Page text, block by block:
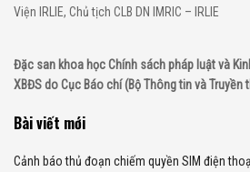
Viện IRLIE, Chủ tịch CLB DN IMRIC – IRLIE
Đặc san khoa học Chính sách pháp luật và
XBĐS do Cục Báo chí (Bộ Thông tin và
Bài viết mới
Cảnh báo thủ đoạn chiếm quyền SIM điện